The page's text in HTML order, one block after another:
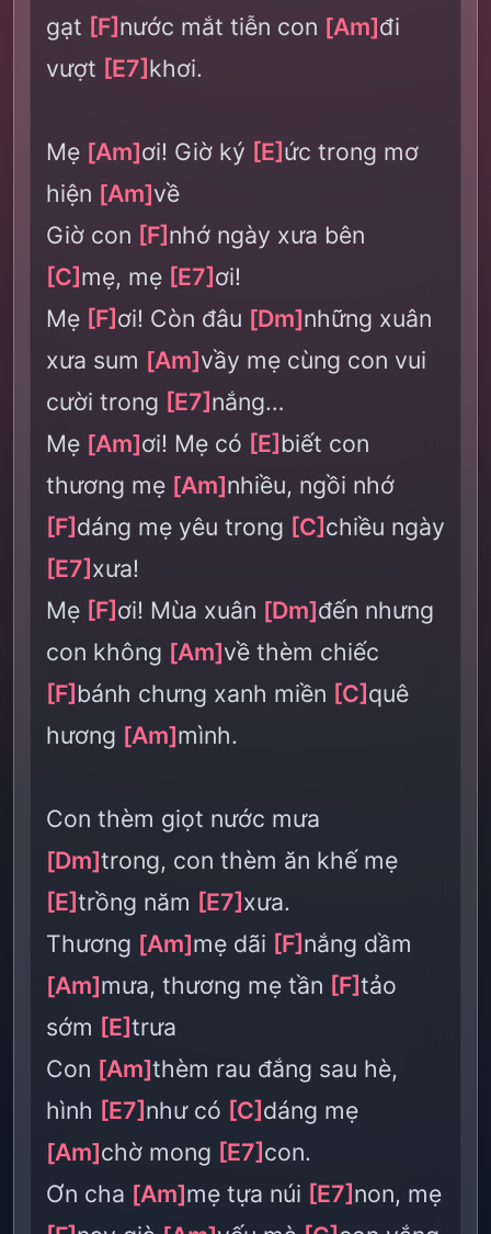
gạt [F]nước mắt tiễn con [Am]đi
vượt [E7]khơi.
Mẹ [Am]ơi! Giờ ký [E]ức trong mơ
hiện [Am]về
Giờ con [F]nhớ ngày xưa bên
[C]mẹ, mẹ [E7]ơi!
Mẹ [F]ơi! Còn đâu [Dm]những xuân
xưa sum [Am]vầy mẹ cùng con vui
cười trong [E7]nắng…
Mẹ [Am]ơi! Mẹ có [E]biết con
thương mẹ [Am]nhiều, ngồi nhớ
[F]dáng mẹ yêu trong [C]chiều ngày
[E7]xưa!
Mẹ [F]ơi! Mùa xuân [Dm]đến nhưng
con không [Am]về thèm chiếc
[F]bánh chưng xanh miền [C]quê
hương [Am]mình.
Con thèm giọt nước mưa
[Dm]trong, con thèm ăn khế mẹ
[E]trồng năm [E7]xưa.
Thương [Am]mẹ dãi [F]nắng dầm
[Am]mưa, thương mẹ tần [F]tảo
sớm [E]trưa
Con [Am]thèm rau đắng sau hè,
hình [E7]như có [C]dáng mẹ
[Am]chờ mong [E7]con.
Ơn cha [Am]mẹ tựa núi [E7]non, mẹ